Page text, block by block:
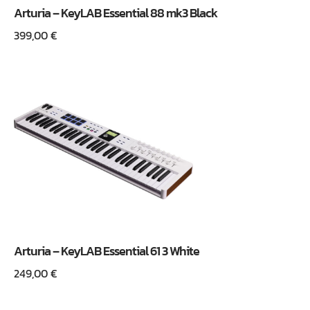
Arturia – KeyLAB Essential 88 mk3 Black
399,00€
Arturia – KeyLAB Essential 61 3 White
249,00€